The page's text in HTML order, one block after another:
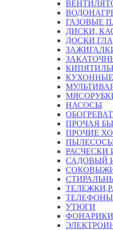
ГАЗОВЫЕ
ДИСКИ,
ДОСКИ
КУХОННЫЕ
НАСОСЫ
ПРОЧАЯ
ПРОЧИЕ
РАСЧЕСКИ
САДОВЫЙ
ТЕЛЕФОНЫ
УТЮГИ
ФОНАРИКИ